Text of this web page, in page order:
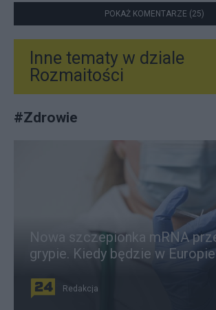
POKAŻ KOMENTARZE (25)
Inne tematy w dziale
Rozmaitości
#Zdrowie
Nowa szczepionka mRNA
grypie. Kiedy będzie w
Redakcja